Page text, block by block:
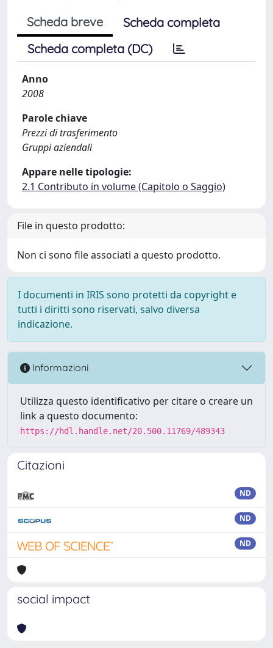
Scheda breve
Scheda completa
Scheda completa (DC)
Anno
2008
Parole chiave
Prezzi di trasferimento
Gruppi aziendali
Appare nelle tipologie:
2.1 Contributo in volume (Capitolo o Saggio)
File in questo prodotto:
Non ci sono file associati a questo prodotto.
I documenti in IRIS sono protetti da copyright e
tutti i diritti sono riservati, salvo diversa
indicazione.
Informazioni
Utilizza questo identificativo per citare o creare un
link a questo documento:
https://hdl.handle.net/20.500.11769/489343
Citazioni
ND
ND
ND
social impact